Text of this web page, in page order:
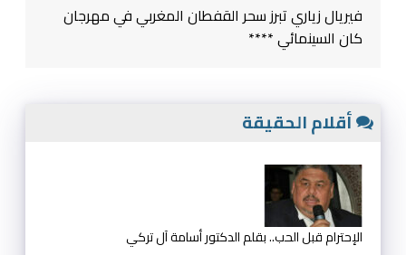
فيريال زياري تبرز سحر القفطان المغربي في مهرجان
كان السينمائي ****
أقلام الحقيقة
الإحترام قبل الحب.. بقلم الدكتور أسامة آل تركي